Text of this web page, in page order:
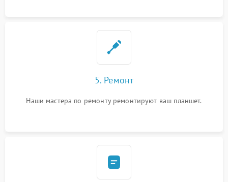
5. Ремонт
Наши мастера по ремонту ремонтируют ваш планшет.